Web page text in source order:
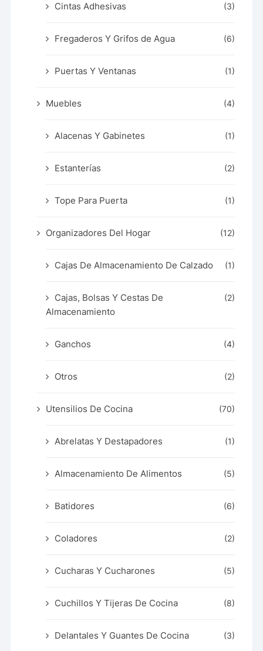
Cintas Adhesivas (3)
Fregaderos Y Grifos de Agua (6)
Puertas Y Ventanas (1)
Muebles (4)
Alacenas Y Gabinetes (1)
Estanterías (2)
Tope Para Puerta (1)
Organizadores Del Hogar (12)
Cajas De Almacenamiento De Calzado (1)
Cajas, Bolsas Y Cestas De
Almacenamiento
(2)
Ganchos (4)
Otros (2)
Utensilios De Cocina (70)
Abrelatas Y Destapadores (1)
Almacenamiento De Alimentos (5)
Batidores (6)
Coladores (2)
Cucharas Y Cucharones (5)
Cuchillos Y Tijeras De Cocina (8)
Delantales Y Guantes De Cocina (3)